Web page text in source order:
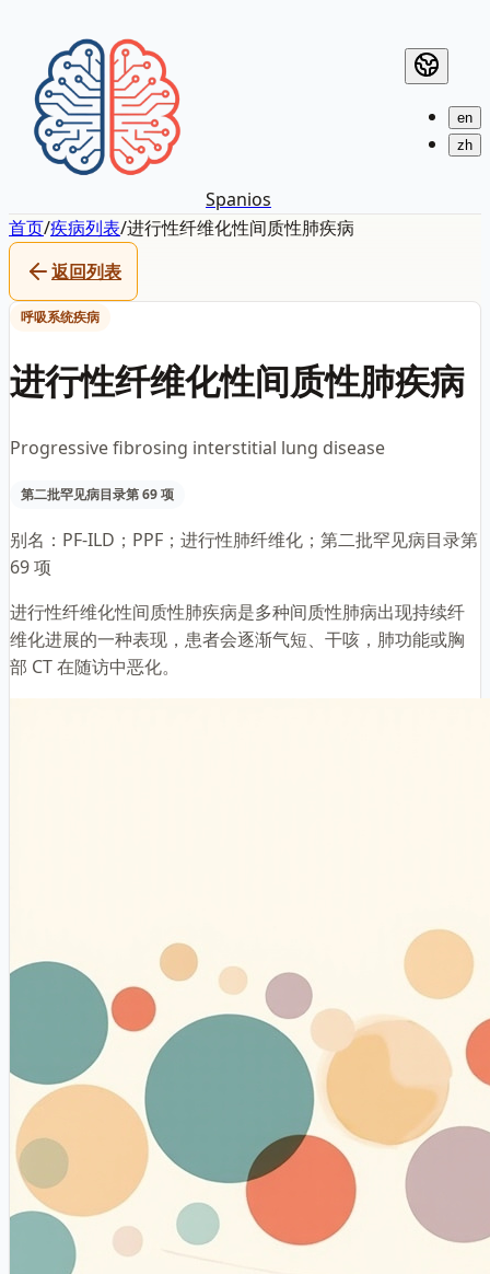
Spanios
en
zh
首页/疾病列表/进行性纤维化性间质性肺疾病
返回列表
呼吸系统疾病
进行性纤维化性间质性肺疾病
Progressive fibrosing interstitial lung disease
第二批罕见病目录第 69 项
别名： PF-ILD；PPF；进行性肺纤维化；第二批罕见病目录第
69 项
进行性纤维化性间质性肺疾病是多种间质性肺病出现持续纤
维化进展的一种表现，患者会逐渐气短、干咳，肺功能或胸
部 CT 在随访中恶化。